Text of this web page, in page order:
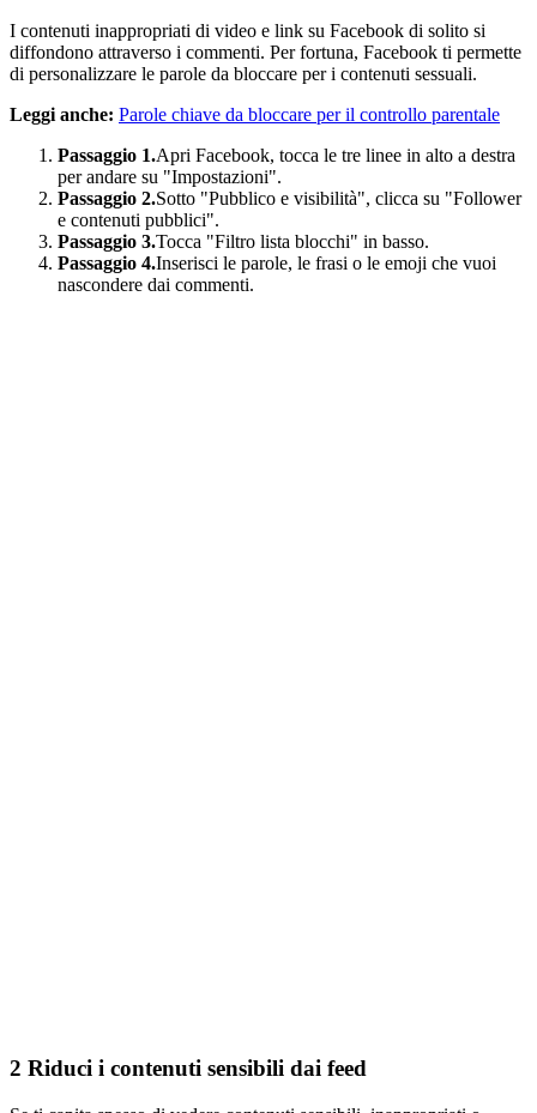
I contenuti inappropriati di video e link su Facebook di solito si
diffondono attraverso i commenti. Per fortuna, Facebook ti permette
di personalizzare le parole da bloccare per i contenuti sessuali.
Leggi anche: Parole chiave da bloccare per il controllo parentale
Passaggio 1.Apri Facebook, tocca le tre linee in alto a destra
per andare su "Impostazioni".
Passaggio 2.Sotto "Pubblico e visibilità", clicca su "Follower
e contenuti pubblici".
Passaggio 3.Tocca "Filtro lista blocchi" in basso.
Passaggio 4.Inserisci le parole, le frasi o le emoji che vuoi
nascondere dai commenti.
2 Riduci i contenuti sensibili dai feed